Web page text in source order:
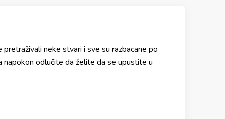
neke stvari i sve su razbacane po
napokon odlučite da želite da se upustite u